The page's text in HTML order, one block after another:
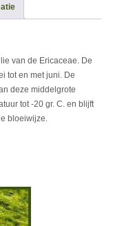
van de Ericaceae. De
tot en met juni. De
deze middelgrote
tot -20 gr. C. en blijft
bloeiwijze.